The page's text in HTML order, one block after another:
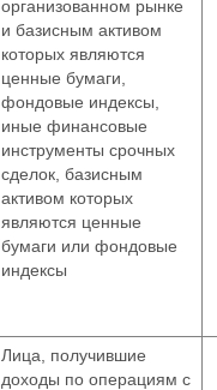
организованном рынке
и базисным активом
которых являются
ценные бумаги,
фондовые индексы,
иные финансовые
инструменты срочных
сделок, базисным
активом которых
являются ценные
бумаги или фондовые
индексы
Лица, получившие
доходы по операциям с